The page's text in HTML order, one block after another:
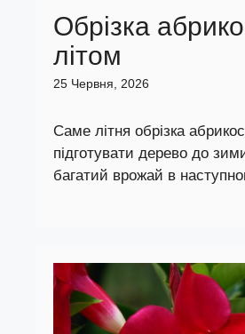
Обрізка
літом
25 Червня, 2026
Саме літня обрізка
підготувати дерево до
багатий врожай в